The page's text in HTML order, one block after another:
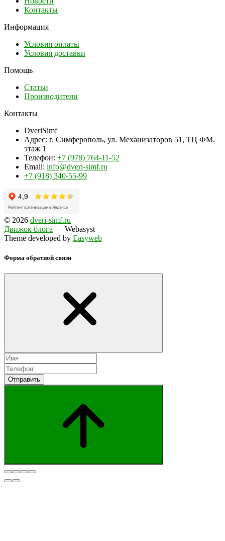
Контакты
Информация
Условия оплаты
Условия доставки
Помощь
Статьи
Производители
Контакты
DveriSimf
Адрес: г. Симферополь, ул. Механизаторов 51, ТЦ ФМ,
этаж 1
Телефон: +7 (978) 764-11-52
Email: info@dveri-simf.ru
+7 (918) 340-55-99
© 2026 dveri-simf.ru
Движок блога — Webasyst
Theme developed by Easyweb
Форма обратной связи